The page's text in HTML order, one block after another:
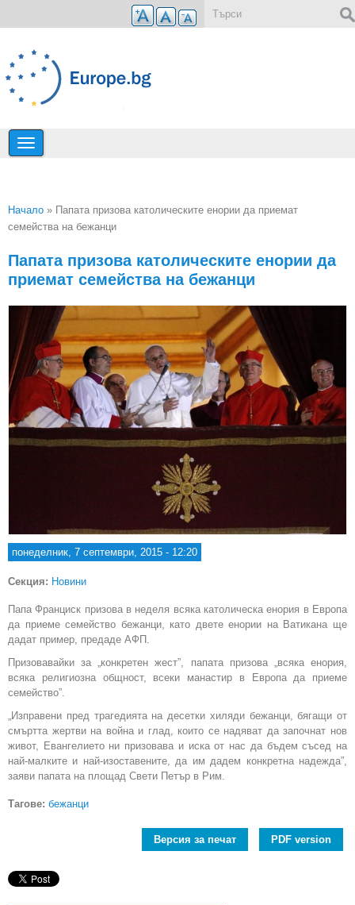
Премини към основното съдържание
Вие сте тук
Начало » Папата призова католическите енории да приемат
семейства на бежанци
Папата призова католическите енории да
приемат семейства на бежанци
понеделник, 7 септември, 2015 - 12:20
Секция: Новини
Папа Франциск призова в неделя всяка католическа енория в Европа
да приеме семейство бежанци, като двете енории на Ватикана ще
дадат пример, предаде АФП.
Призовавайки за „конкретен жест”, папата призова „всяка енория,
всяка религиозна общност, всеки манастир в Европа да приеме
семейство”.
„Изправени пред трагедията на десетки хиляди бежанци, бягащи от
смъртта жертви на война и глад, които се надяват да започнат нов
живот, Евангелието ни призовава и иска от нас да бъдем съсед на
най-малките и най-изоставените, да им дадем конкретна надежда”,
заяви папата на площад Свети Петър в Рим.
Тагове: бежанци
Версия за печат PDF version